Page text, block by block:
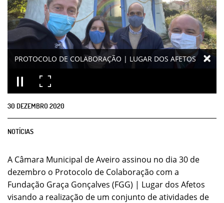
PROTOCOLO DE COLABORAÇÃO | LUGAR DOS AFETOS
30 DEZEMBRO2020
NOTÍCIAS
A Câmara Municipal de Aveiro assinou no dia 30 de
dezembro o Protocolo de Colaboração com a
Fundação Graça Gonçalves (FGG) | Lugar dos Afetos
visando a realização de um conjunto de atividades de